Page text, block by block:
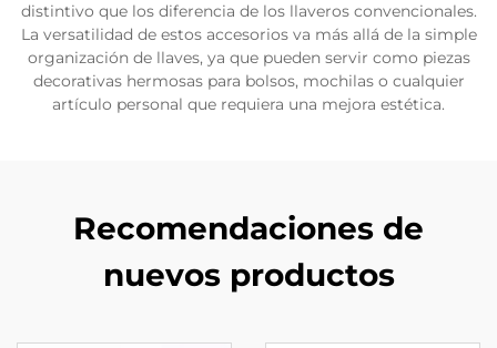
distintivo que los diferencia de los llaveros convencionales.
La versatilidad de estos accesorios va más allá de la simple
organización de llaves, ya que pueden servir como piezas
decorativas hermosas para bolsos, mochilas o cualquier
artículo personal que requiera una mejora estética.
Recomendaciones de
nuevos productos